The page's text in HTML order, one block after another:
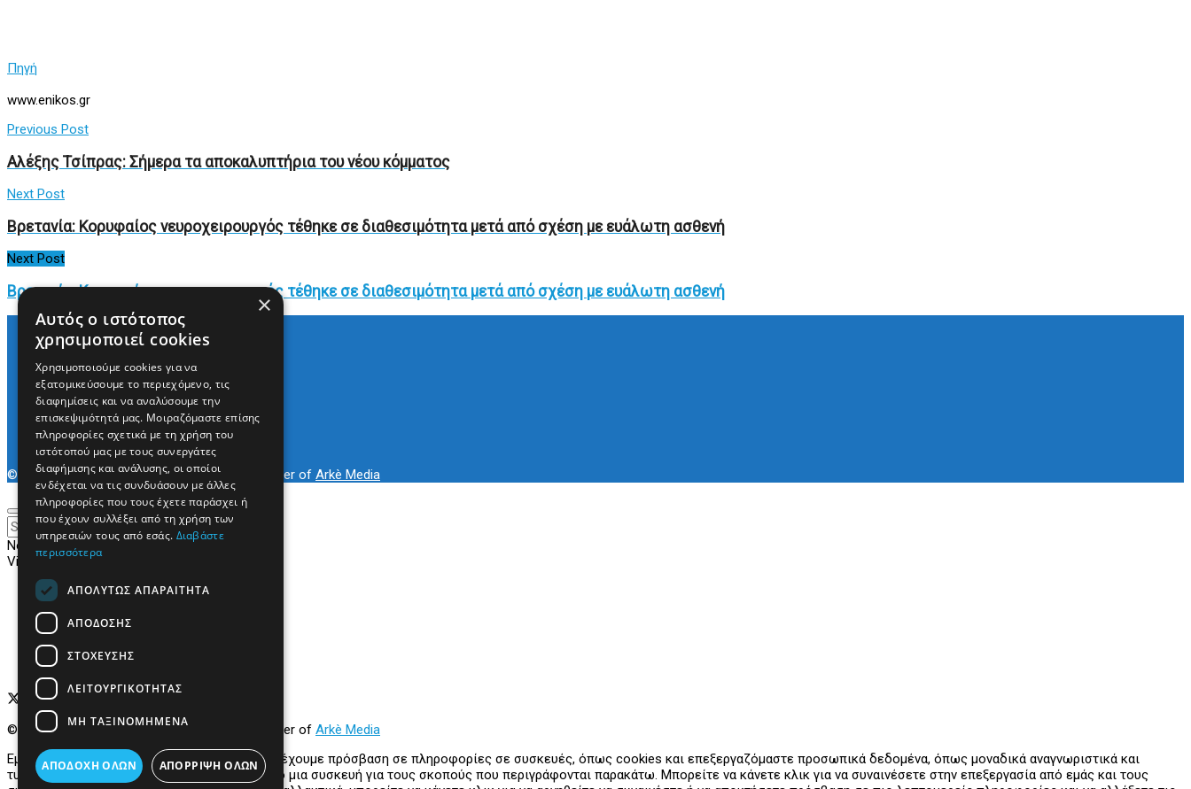
Πηγή
www.enikos.gr
Previous Post
Αλέξης Τσίπρας: Σήμερα τα αποκαλυπτήρια του νέου κόμματος
Next Post
Βρετανία: Κορυφαίος νευροχειρουργός τέθηκε σε διαθεσιμότητα μετά από σχέση με ευάλωτη ασθενή
Next Post
Βρετανία: Κορυφαίος νευροχειρουργός τέθηκε σε διαθεσιμότητα μετά από σχέση με ευάλωτη ασθενή
Arkè Media Group
Radio Preveza 93
Arkè Advertising
Όροι και Προϋποθέσεις
Επικοινωνία
© 2022PrevezapostInspired byArkè Adv Partner of Arkè Media
No Result
View All Result
Αρχική
Κόσμος
Πολιτική
Τοπικά
Περιφερειακά
Υγεία
© 2022PrevezapostInspired by Partner of Arkè Media
Εμείς και οι συνεργάτες μας αποθηκεύουμε ή έχουμε πρόσβαση σε πληροφορίες σε συσκευές, όπως cookies και επεξεργαζόμαστε προσωπικά δεδομένα, όπως μοναδικά αναγνωριστικά και
τυπικές πληροφορίες που αποστέλλονται από μια συσκευή για τους σκοπούς που περιγράφονται παρακάτω. Μπορείτε να κάνετε κλικ για να συναινέσετε στην επεξεργασία από εμάς και τους
×
Αυτός ο ιστότοπος
χρησιμοποιεί cookies
Χρησιμοποιούμε cookies για να
εξατομικεύσουμε το περιεχόμενο, τις
διαφημίσεις και να αναλύσουμε την
επισκεψιμότητά μας. Μοιραζόμαστε επίσης
πληροφορίες σχετικά με τη χρήση του
ιστότοπού μας με τους συνεργάτες
διαφήμισης και ανάλυσης, οι οποίοι
ενδέχεται να τις συνδυάσουν με άλλες
πληροφορίες που τους έχετε παράσχει ή
που έχουν συλλέξει από τη χρήση των
υπηρεσιών τους από εσάς. Διαβάστε
περισσότερα
ΑΠΟΛΎΤΩΣ ΑΠΑΡΑΊΤΗΤΑ
ΑΠΌΔΟΣΗΣ
ΣΤΌΧΕΥΣΗΣ
ΛΕΙΤΟΥΡΓΙΚΌΤΗΤΑΣ
ΜΗ ΤΑΞΙΝΟΜΗΜΈΝΑ
ΑΠΟΔΟΧΉ ΌΛΩΝ ΑΠΌΡΡΙΨΗ ΌΛΩΝ